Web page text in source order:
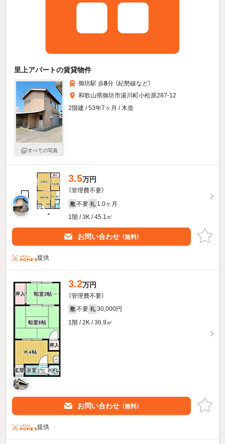
里上アパートの賃貸物件
すべての写真
御坊駅 歩8分 （紀勢線など）
和歌山県御坊市湯川町小松原287-12
2階建 / 53年7ヶ月 / 木造
3.5万円
（管理費不要）
敷 不要 礼 1.0ヶ月
1階 / 3K / 45.1㎡
お問い合わせ （無料）
提供
3.2万円
（管理費不要）
敷 不要 礼 30,000円
1階 / 2K / 36.9㎡
お問い合わせ （無料）
提供